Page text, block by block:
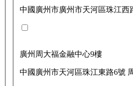
中國廣州市廣州市天河區珠江西
廣州周大福金融中心9樓
中國廣州市天河區珠江東路6號